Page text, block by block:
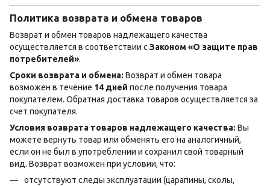
Политика возврата и обмена товаров
Возврат и обмен товаров надлежащего качества
осуществляется в соответствии сЗаконом «О защите прав
потребителей».
Сроки возврата и обмена: Возврат и обмен товара
возможен в течение 14 дней после получения товара
покупателем. Обратная доставка товаров осуществляется за
счет покупателя.
Условия возврата товаров надлежащего качества: Вы
можете вернуть товар или обменять его на аналогичный,
если он не был в употреблении и сохранил свой товарный
вид. Возврат возможен при условии, что:
отсутствуют следы эксплуатации (царапины, сколы,